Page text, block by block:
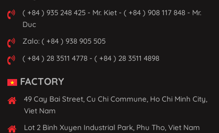
( +84 ) 935 248 425 - Mr. Kiet - ( +84 ) 908 117 848 - Mr.
Duc
Zalo: ( +84 ) 938 905 505
( +84 ) 28 3511 4778 - ( +84 ) 28 3511 4898
FACTORY
49 Cay Bai Street, Cu Chi Commune, Ho Chi Minh City,
Viet Nam
Lot 2 Binh Xuyen Industrial Park, Phu Tho, Viet Nam